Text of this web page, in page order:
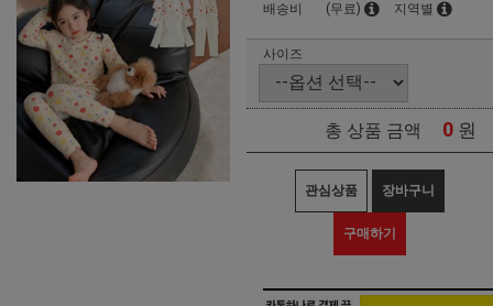
배송비
(무료) 지역별
사이즈
총 상품 금액 0 원
관심상품 장바구니
구매하기